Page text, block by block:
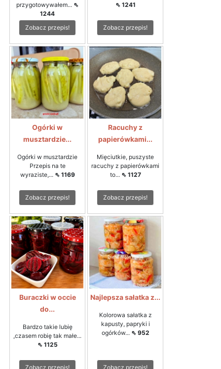
przygotowywałem... ⇖
1244
Zobacz przepis!
⇖ 1241
Zobacz przepis!
Ogórki w
musztardzie...
Ogórki w musztardzie
Przepis na te
wyraziste,... ⇖ 1169
Zobacz przepis!
Racuchy z
papierówkami...
Mięciutkie, puszyste
racuchy z papierówkami
to... ⇖ 1127
Zobacz przepis!
Buraczki w occie
do...
Bardzo takie lubię
,czasem robię tak małe...
⇖ 1125
Zobacz przepis!
Najlepsza sałatka z...
Kolorowa sałatka z
kapusty, papryki i
ogórków... ⇖ 952
Zobacz przepis!